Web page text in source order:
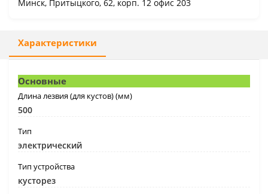
Минск, Притыцкого, 62, корп. 12 офис 203
Характеристики
Основные
Длина лезвия (для кустов) (мм)
500
Тип
электрический
Тип устройства
кусторез